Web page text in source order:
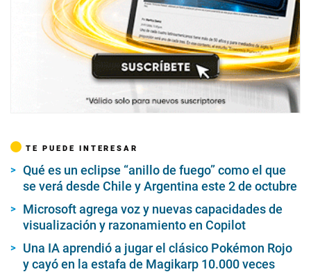
TE PUEDE INTERESAR
Qué es un eclipse “anillo de fuego” como el que
se verá desde Chile y Argentina este 2 de octubre
Microsoft agrega voz y nuevas capacidades de
visualización y razonamiento en Copilot
Una IA aprendió a jugar el clásico Pokémon Rojo
y cayó en la estafa de Magikarp 10.000 veces